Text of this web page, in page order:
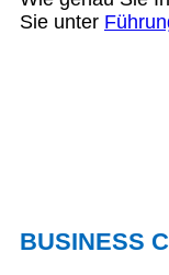
Sie unter
BUSINESS